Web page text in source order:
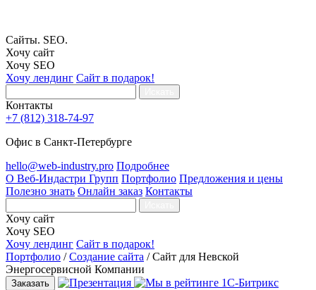
Сайты. SEO.
Хочу сайт
Хочу SEO
Хочу лендинг Сайт в подарок!
Контакты
+7 (812) 318-74-97
Офис в Санкт-Петербурге
hello@web-industry.pro Подробнее
О Веб-Индастри Групп Портфолио Предложения и цены
Полезно знать Онлайн заказ Контакты
Хочу сайт
Хочу SEO
Хочу лендинг Сайт в подарок!
Портфолио / Создание сайта / Сайт для Невской
Энергосервисной Компании
Заказать